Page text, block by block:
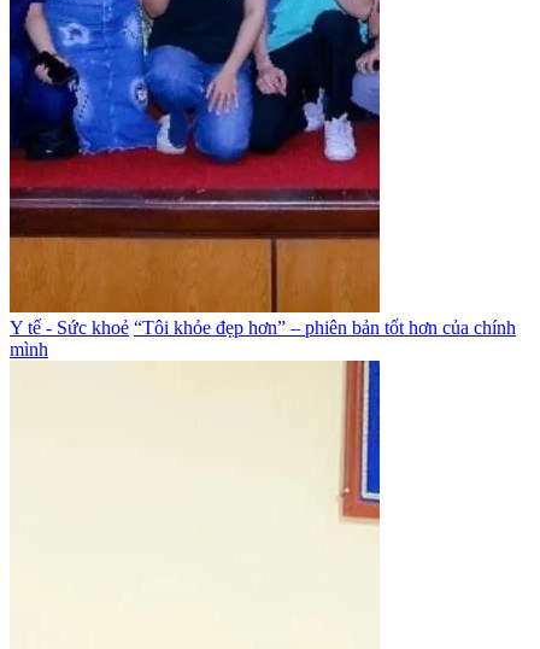
Y tế - Sức khoẻ “Tôi khỏe đẹp hơn” – phiên bản tốt hơn của chính
mình